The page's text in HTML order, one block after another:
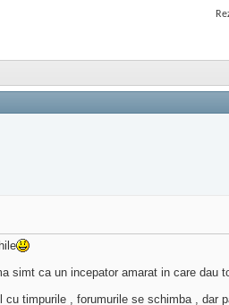
ca un incepator amarat in care dau
timpurile , forumurile se schimba ,